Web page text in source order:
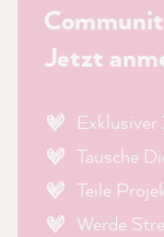
Jetzt
Exklusiver
Tausche
Teile
Werde